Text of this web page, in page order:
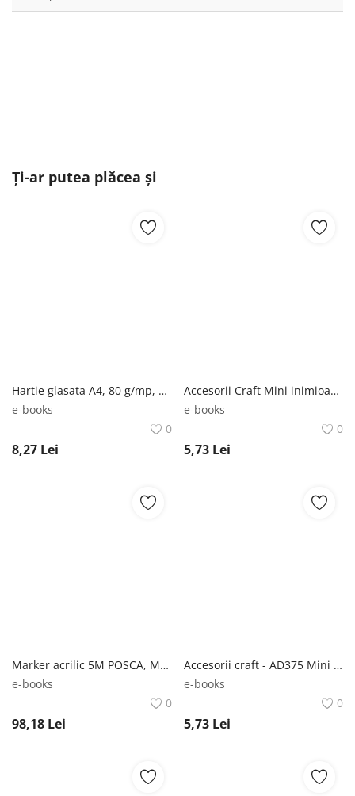
Ți-ar putea plăcea și
Hartie glasata A4, 80 g/mp, diverse culori, set 10
e-books
0
8,27 Lei
Accesorii Craft Mini inimioare lemnoase - AD390
e-books
0
5,73 Lei
Marker acrilic 5M POSCA, M1506 (set 4 bucati)
e-books
0
98,18 Lei
Accesorii craft - AD375 Mini ochisori mobili DACO
e-books
0
5,73 Lei